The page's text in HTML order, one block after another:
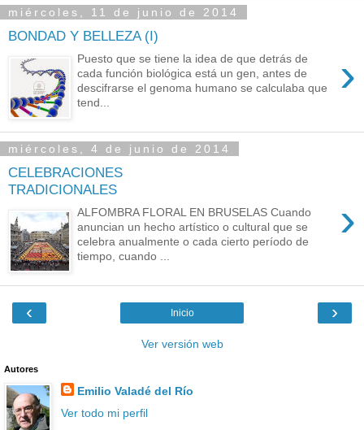
miércoles, 11 de junio de 2014
BONDAD Y BELLEZA (I)
›
Puesto que se tiene la idea de que detrás de
cada función biológica está un gen, antes de
descifrarse el genoma humano se calculaba que
tend...
miércoles, 4 de junio de 2014
CELEBRACIONES
TRADICIONALES
›
ALFOMBRA FLORAL EN BRUSELAS Cuando
anuncian un hecho artístico o cultural que se
celebra anualmente o cada cierto período de
tiempo, cuando ...
‹ ›
Inicio
Ver versión web
Autores
Emilio Valadé del Río
Ver todo mi perfil